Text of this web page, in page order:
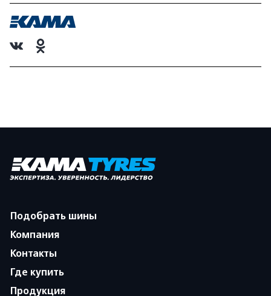
Подобрать шины
Компания
Контакты
Где купить
Продукция